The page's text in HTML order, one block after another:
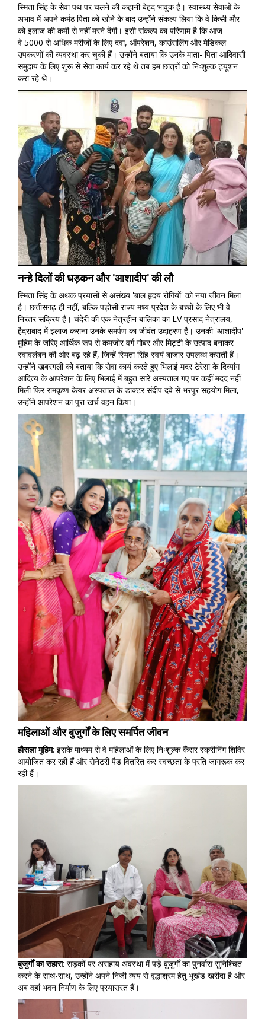
स्मिता सिंह के सेवा पथ पर चलने की कहानी बेहद भावुक है। स्वास्थ्य सेवाओं के
अभाव में अपने कर्मठ पिता को खोने के बाद उन्होंने संकल्प लिया कि वे किसी और
को इलाज की कमी से नहीं मरने देंगी। इसी संकल्प का परिणाम है कि आज
वे 5000 से अधिक मरीजों के लिए दवा, ऑपरेशन, काउंसलिंग और मेडिकल
उपकरणों की व्यवस्था कर चुकी हैं। उन्होंने बताया कि उनके माता- पिता आदिवासी
समुदाय के लिए शुरू से सेवा कार्य कर रहे थे तब हम छात्रों को निःशुल्क ट्यूशन
करा रहे थे।
नन्हे दिलों की धड़कन और 'आशादीप' की लौ
स्मिता सिंह के अथक प्रयासों से असंख्य 'बाल हृदय रोगियों' को नया जीवन मिला
है। छत्तीसगढ़ ही नहीं, बल्कि पड़ोसी राज्य मध्य प्रदेश के बच्चों के लिए भी वे
निरंतर सक्रिय हैं। चंदेरी की एक नेत्रहीन बालिका का LV प्रसाद नेत्रालय,
हैदराबाद में इलाज कराना उनके समर्पण का जीवंत उदाहरण है। उनकी 'आशादीप'
मुहिम के जरिए आर्थिक रूप से कमजोर वर्ग गोबर और मिट्टी के उत्पाद बनाकर
स्वावलंबन की ओर बढ़ रहे हैं, जिन्हें स्मिता सिंह स्वयं बाजार उपलब्ध कराती हैं।
उन्होंने खबरगली को बताया कि सेवा कार्य करते हुए भिलाई मदर टेरेसा के दिव्यांग
आदित्य के आपरेशन के लिए भिलाई में बहुत सारे अस्पताल गए पर कहीं मदद नहीं
मिली फिर रामकृष्ण केयर अस्पताल के डाक्टर संदीप दवे से भरपूर सहयोग मिला,
उन्होंने आपरेशन का पूरा खर्च वहन किया।
महिलाओं और बुजुर्गों के लिए समर्पित जीवन
हौसला मुहिम: इसके माध्यम से वे महिलाओं के लिए निःशुल्क कैंसर स्क्रीनिंग शिविर
आयोजित कर रही हैं और सेनेटरी पैड वितरित कर स्वच्छता के प्रति जागरूक कर
रही हैं।
बुजुर्गों का सहारा: सड़कों पर असहाय अवस्था में पड़े बुजुर्गों का पुनर्वास सुनिश्चित
करने के साथ-साथ, उन्होंने अपने निजी व्यय से वृद्धाश्रम हेतु भूखंड खरीदा है और
अब वहां भवन निर्माण के लिए प्रयासरत हैं।